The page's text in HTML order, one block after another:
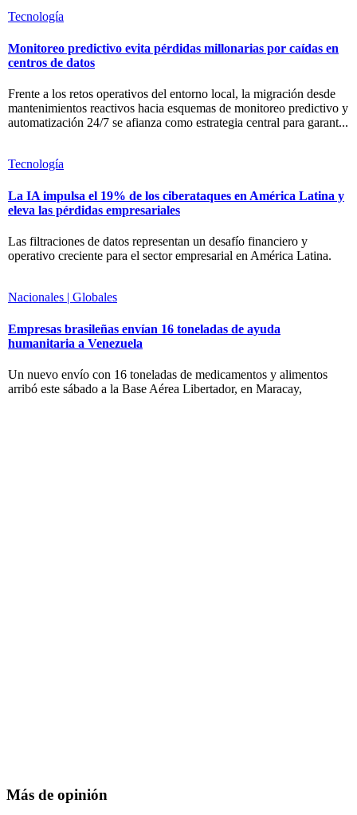
Tecnología
Monitoreo predictivo evita pérdidas millonarias por caídas en
centros de datos
Frente a los retos operativos del entorno local, la migración desde
mantenimientos reactivos hacia esquemas de monitoreo predictivo y
automatización 24/7 se afianza como estrategia central para garant...
Tecnología
La IA impulsa el 19% de los ciberataques en América Latina y
eleva las pérdidas empresariales
Las filtraciones de datos representan un desafío financiero y
operativo creciente para el sector empresarial en América Latina.
Nacionales | Globales
Empresas brasileñas envían 16 toneladas de ayuda
humanitaria a Venezuela
Un nuevo envío con 16 toneladas de medicamentos y alimentos
arribó este sábado a la Base Aérea Libertador, en Maracay,
Más de opinión